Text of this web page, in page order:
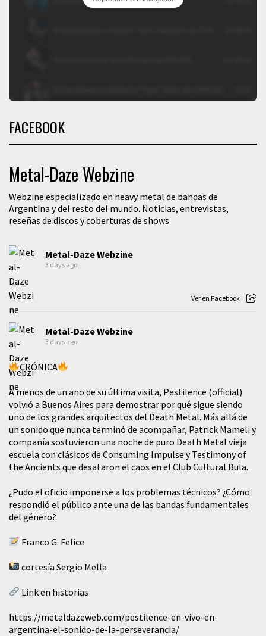
FACEBOOK
Metal-Daze Webzine
Webzine especializado en heavy metal de bandas de
Argentina y del resto del mundo. Noticias, entrevistas,
reseñas de discos y coberturas de shows.
Metal-Daze Webzine
3 days ago
Ver en Facebook
Metal-Daze Webzine
3 days ago
CRÓNICA
A menos de un año de su última visita, Pestilence (official)
volvió a Buenos Aires para demostrar por qué sigue siendo
uno de los grandes arquitectos del Death Metal. Más allá de
un sonido que nunca terminó de acompañar, Patrick Mameli y
compañía sostuvieron una noche de puro Death Metal vieja
escuela con clásicos de Consuming Impulse y Testimony of
the Ancients que desataron el caos en el Club Cultural Bula.
¿Pudo el oficio imponerse a los problemas técnicos? ¿Cómo
respondió el público ante una de las bandas fundamentales
del género?
Franco G. Felice
cortesía Sergio Mella
Link en historias
https://metaldazeweb.com/pestilence-en-vivo-en-
argentina-el-sonido-de-la-perseverancia/